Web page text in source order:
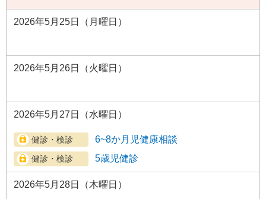
2026年5月25日（月曜日）
2026年5月26日（火曜日）
2026年5月27日（水曜日）
6~8か月児健康相談
5歳児健診
2026年5月28日（木曜日）